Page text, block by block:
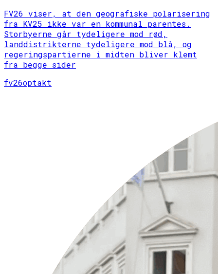
FV26 viser, at den geografiske polarisering
fra KV25 ikke var en kommunal parentes.
Storbyerne går tydeligere mod rød,
landdistrikterne tydeligere mod blå, og
regeringspartierne i midten bliver klemt
fra begge sider
fv26optakt